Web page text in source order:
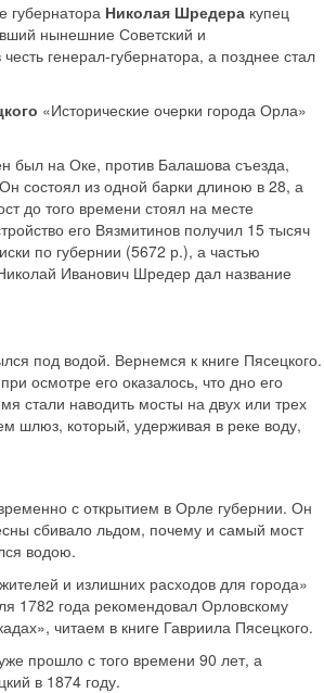
губернатораНиколая Шредеракупец
нынешние Советский и
генерал­-губернатора, а позднее стал
«Исторические очерки города Орла»
был на Оке, против Балашова съезда,
состоял из одной барки длиною в 28, а
до того времени стоял на месте
его Вязмитинов получил 15 тысяч
по губернии (5672 р.), а частью
Иванович Шредер дал название
под водой. Вернемся к книге Пясецкого.
осмотре его оказалось, что дно его
стали наводить мосты на двух или трех
шлюз, который, удерживая в реке воду,
с открытием в Орле губернии. Он
сбивало льдом, почему и самый мост
водою.
и излишних расходов для города»
1782 года рекомендовал Орловскому
читаем в книге Гавриила Пясецкого.
прошло с того времени 90 лет, а
в 1874 году.